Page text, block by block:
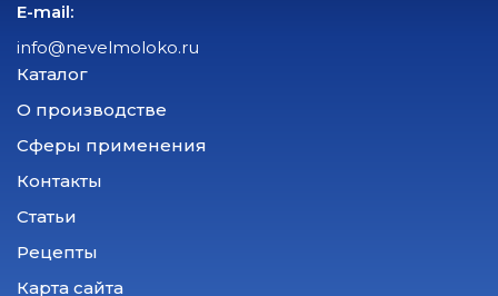
E-mail:
info@nevelmoloko.ru
Каталог
О производстве
Сферы применения
Контакты
Статьи
Рецепты
Карта сайта